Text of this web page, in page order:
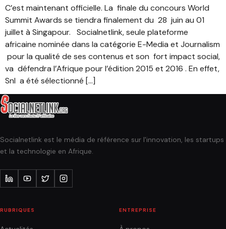
C’est maintenant officielle. La finale du concours World
Summit Awards se tiendra finalement du 28 juin au 01
juillet à Singapour. Socialnetlink, seule plateforme
africaine nominée dans la catégorie E-Media et Journalism
pour la qualité de ses contenus et son fort impact social,
va défendra l’Afrique pour l’édition 2015 et 2016 . En effet,
Snl a été sélectionné […]
Socialnetlink est le média de référence sur l'innovation, les startups
et la technologie en Afrique.
RUBRIQUES ENTREPRISE